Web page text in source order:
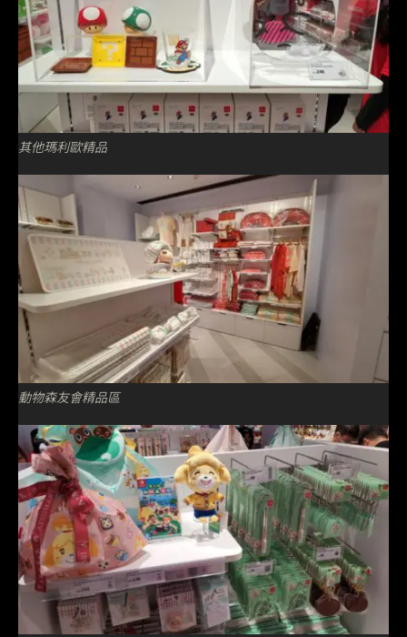
其他瑪利歐精品
動物森友會精品區